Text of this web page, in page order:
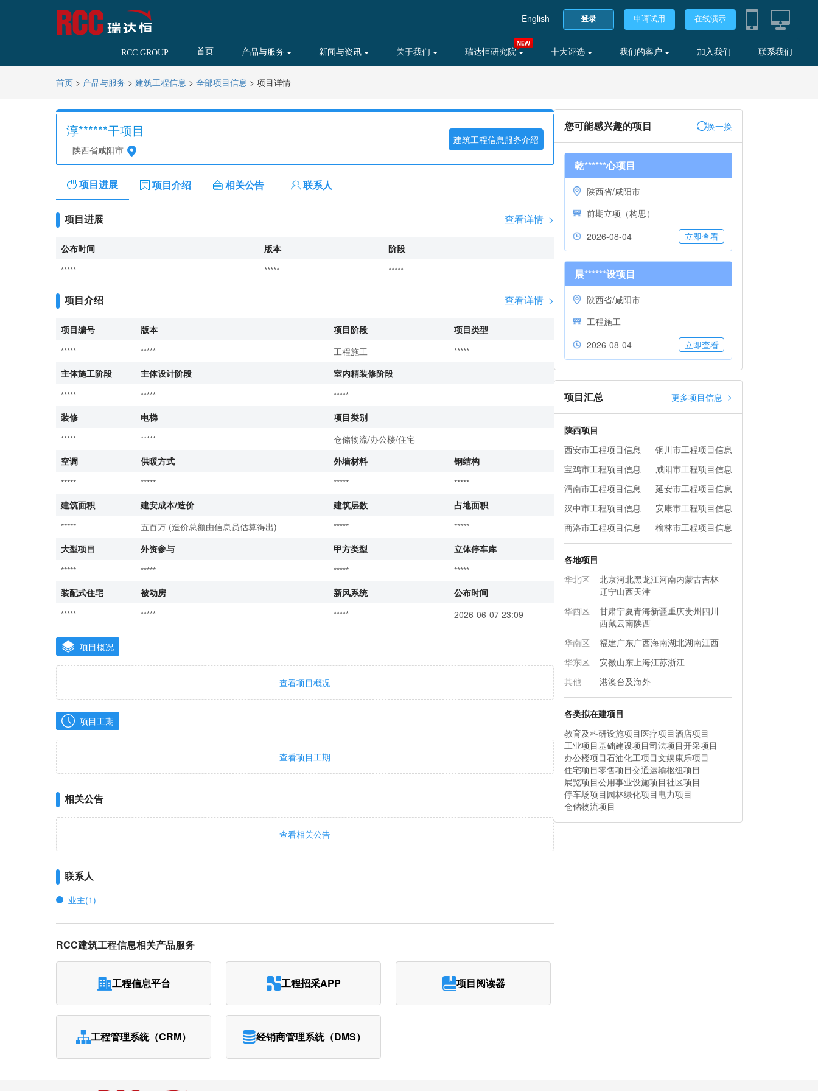
English 登录 申请试用 在线演示
RCC GROUP 首页 产品与服务 新闻与资讯 关于我们 瑞达恒研究院 十大评选 我们的客户 加入我们 联系我们
首页 > 产品与服务 > 建筑工程信息 > 全部项目信息 > 项目详情
淳******干项目
陕西省咸阳市
建筑工程信息服务介绍
项目进展 项目介绍 相关公告 联系人
项目进展 查看详情 >
公布时间 版本
阶段
*****
***** *****
项目介绍 查看详情 >
项目编号 版本 项目阶段
项目类型
*****
***** 工程施工
*****
主体施工阶段
主体设计阶段
室内精装修阶段
*****
*****
*****
装修
电梯
项目类别
*****
*****
仓储物流/办公楼/住宅
空调
供暖方式 外墙材料
钢结构
*****
***** *****
*****
建筑面积
建安成本/造价 建筑层数
占地面积
*****
五百万 (造价总额由信息员估算得出) *****
*****
大型项目
外资参与 甲方类型
立体停车库
*****
***** *****
*****
装配式住宅
被动房 新风系统
公布时间
*****
***** ***** 2026-06-07 23:09
项目概况
查看项目概况
项目工期
查看项目工期
相关公告
查看相关公告
联系人
业主(1)
RCC建筑工程信息相关产品服务
工程信息平台 工程招采APP 项目阅读器
工程管理系统（CRM） 经销商管理系统（DMS）
您可能感兴趣的项目 换一换
乾******心项目
陕西省/咸阳市
前期立项（构思）
2026-08-04
立即查看
晨******设项目
陕西省/咸阳市
工程施工
2026-08-04
立即查看
项目汇总 更多项目信息 >
陕西项目
西安市工程项目信息
铜川市工程项目信息
宝鸡市工程项目信息
咸阳市工程项目信息
渭南市工程项目信息
延安市工程项目信息
汉中市工程项目信息
安康市工程项目信息
商洛市工程项目信息
榆林市工程项目信息
各地项目
华北区
北京河北黑龙江河南内蒙古吉林
辽宁山西天津
华西区
甘肃宁夏青海新疆重庆贵州四川
西藏云南陕西
华南区
福建广东广西海南湖北湖南江西
华东区
安徽山东上海江苏浙江
其他
港澳台及海外
各类拟在建项目
教育及科研设施项目医疗项目酒店项目
工业项目基础建设项目司法项目开采项目
办公楼项目石油化工项目文娱康乐项目
住宅项目零售项目交通运输枢纽项目
展览项目公用事业设施项目社区项目
停车场项目园林绿化项目电力项目
仓储物流项目